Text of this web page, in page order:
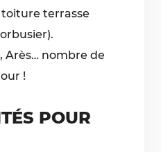
terrasse
Arès… nombre de
!
POUR